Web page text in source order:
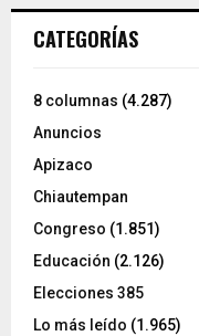
CATEGORÍAS
8 columnas (4.287)
Anuncios
Apizaco
Chiautempan
Congreso (1.851)
Educación (2.126)
Elecciones 385
Lo más leído (1.965)